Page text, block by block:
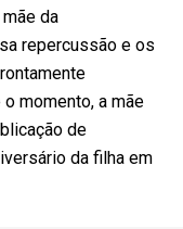
da
repercussão e os
momento, a mãe
de
da filha em